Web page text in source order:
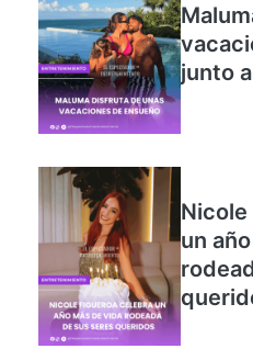
junto
un